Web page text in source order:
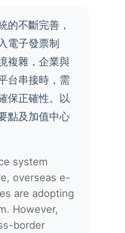
的不斷完善，
電子發票制
複雜，企業與
台串接時，需
保正確性。以
點及加值中心
system
overseas e-
are adopting
However,
border